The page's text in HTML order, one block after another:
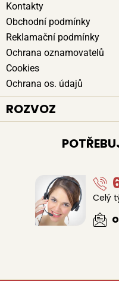
Kontakty
Obchodní podmínky
Reklamační podmínky
Ochrana oznamovatelů
Cookies
Ochrana os. údajů
ROZVOZ
Bezpečné doručení
Celý